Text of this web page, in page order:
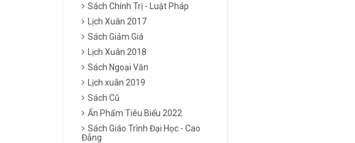
Sách Chính Trị - Luật Pháp
Lịch Xuân 2017
Sách Giảm Giá
Lịch Xuân 2018
Sách Ngoại Văn
Lịch xuân 2019
Sách Cũ
Ấn Phẩm Tiêu Biểu 2022
Sách Giáo Trình Đại Học - Cao
Đẳng